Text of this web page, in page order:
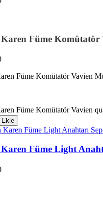
Füme Komütatör
Füme Komütatör Vavien
Füme Komütatör Vavien
Ekle
Füme Light